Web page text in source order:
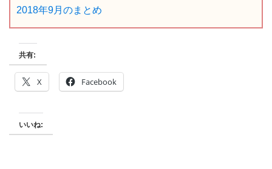
2018年9月のまとめ
共有:
X Facebook
いいね: